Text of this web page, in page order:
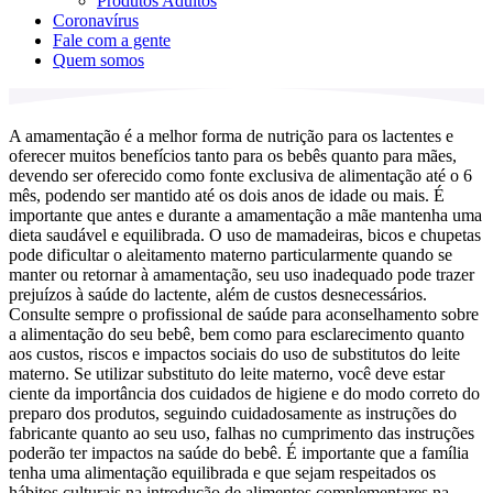
Coronavírus
Fale com a gente
Quem somos
A amamentação é a melhor forma de nutrição para os lactentes e
oferecer muitos benefícios tanto para os bebês quanto para mães,
devendo ser oferecido como fonte exclusiva de alimentação até o 6
mês, podendo ser mantido até os dois anos de idade ou mais. É
importante que antes e durante a amamentação a mãe mantenha uma
dieta saudável e equilibrada. O uso de mamadeiras, bicos e chupetas
pode dificultar o aleitamento materno particularmente quando se
manter ou retornar à amamentação, seu uso inadequado pode trazer
prejuízos à saúde do lactente, além de custos desnecessários.
Consulte sempre o profissional de saúde para aconselhamento sobre
a alimentação do seu bebê, bem como para esclarecimento quanto
aos custos, riscos e impactos sociais do uso de substitutos do leite
materno. Se utilizar substituto do leite materno, você deve estar
ciente da importância dos cuidados de higiene e do modo correto do
preparo dos produtos, seguindo cuidadosamente as instruções do
fabricante quanto ao seu uso, falhas no cumprimento das instruções
poderão ter impactos na saúde do bebê. É importante que a família
tenha uma alimentação equilibrada e que sejam respeitados os